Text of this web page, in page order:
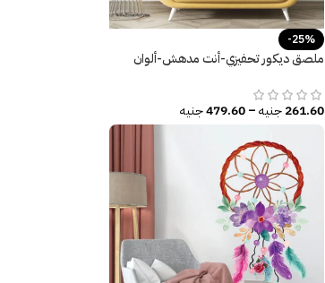
-25%
ملصق ديكور تحفيزي-أنت مدهش-ألوان
261.60 جنيه–
479.60جنيه